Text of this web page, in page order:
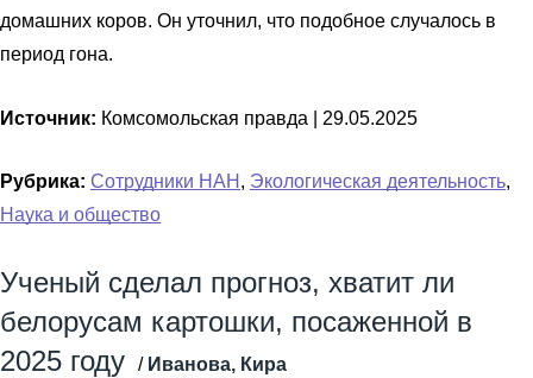
домашних коров. Он уточнил, что подобное случалось в
период гона.
Источник: Комсомольская правда | 29.05.2025
Рубрика: Сотрудники НАН , Экологическая деятельность,
Наука и общество
Ученый сделал прогноз, хватит ли
белорусам картошки, посаженной в
2025 году
/ Иванова, Кира